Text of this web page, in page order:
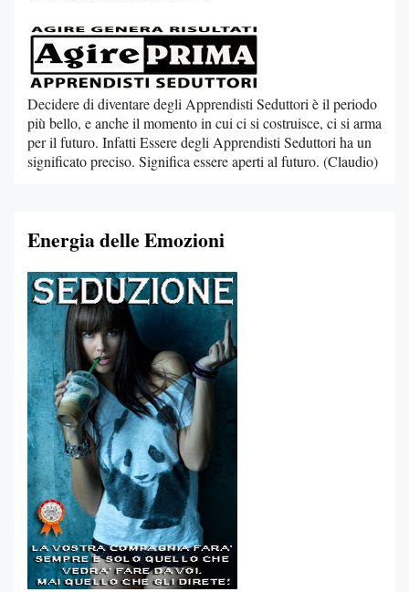
Decidere di diventare degli Apprendisti Seduttori è il periodo
più bello, e anche il momento in cui ci si costruisce, ci si arma
per il futuro. Infatti Essere degli Apprendisti Seduttori ha un
significato preciso. Significa essere aperti al futuro. (Claudio)
Energia delle Emozioni